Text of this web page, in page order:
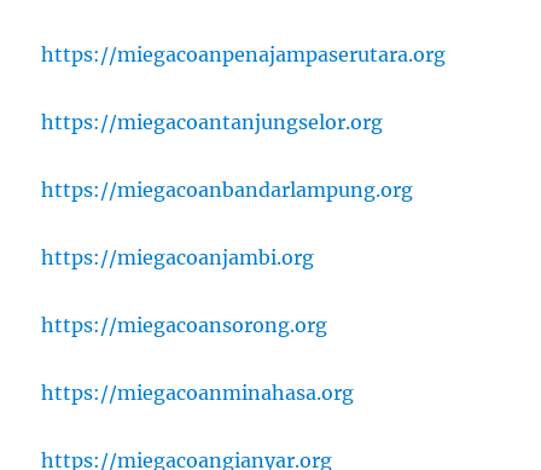
https://miegacoanpenajampaserutara.org
https://miegacoantanjungselor.org
https://miegacoanbandarlampung.org
https://miegacoanjambi.org
https://miegacoansorong.org
https://miegacoanminahasa.org
https://miegacoangianyar.org